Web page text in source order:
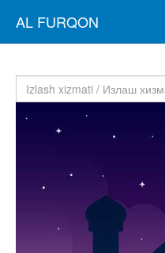
AL FURQON